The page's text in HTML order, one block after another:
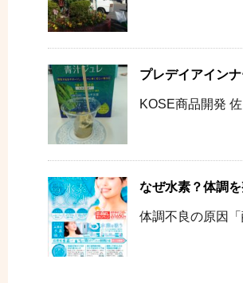
プレデイアイン
KOSE商品開発
なぜ水素？体調
体調不良の原因